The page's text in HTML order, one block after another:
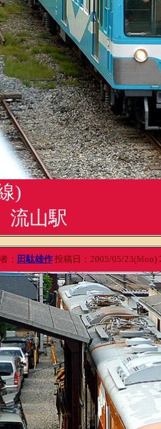
)
流山駅
： 田駄雄作投稿日：2005/05/23(Mon)